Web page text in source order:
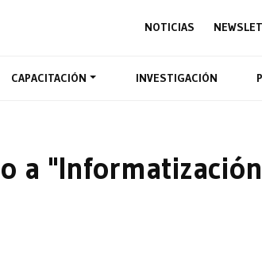
NOTICIAS
CAPACITACIÓN INVESTIGACIÓN
a